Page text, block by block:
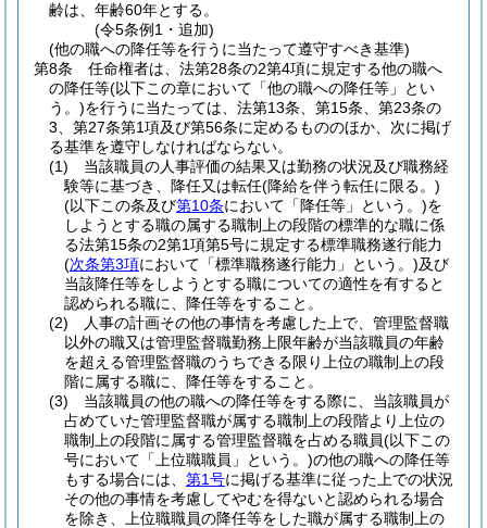
齢は、年齢60年とする。
(令5条例1・追加)
(他の職への降任等を行うに当たって遵守すべき基準)
第8条
任命権者は、法第28条の2第4項に規定する他の職へ
の降任等(以下この章において「他の職への降任等」とい
う。)を行うに当たっては、法第13条、第15条、第23条の
3、第27条第1項及び第56条に定めるもののほか、次に掲げ
る基準を遵守しなければならない。
(1)
当該職員の人事評価の結果又は勤務の状況及び職務経
験等に基づき、降任又は転任(降給を伴う転任に限る。)
(以下この条及び第10条において「降任等」という。)を
しようとする職の属する職制上の段階の標準的な職に係
る法第15条の2第1項第5号に規定する標準職務遂行能力
(次条第3項において「標準職務遂行能力」という。)及び
当該降任等をしようとする職についての適性を有すると
認められる職に、降任等をすること。
(2)
人事の計画その他の事情を考慮した上で、管理監督職
以外の職又は管理監督職勤務上限年齢が当該職員の年齢
を超える管理監督職のうちできる限り上位の職制上の段
階に属する職に、降任等をすること。
(3)
当該職員の他の職への降任等をする際に、当該職員が
占めていた管理監督職が属する職制上の段階より上位の
職制上の段階に属する管理監督職を占める職員(以下この
号において「上位職職員」という。)の他の職への降任等
もする場合には、 第1号に掲げる基準に従った上での状況
その他の事情を考慮してやむを得ないと認められる場合
を除き、上位職職員の降任等をした職が属する職制上の